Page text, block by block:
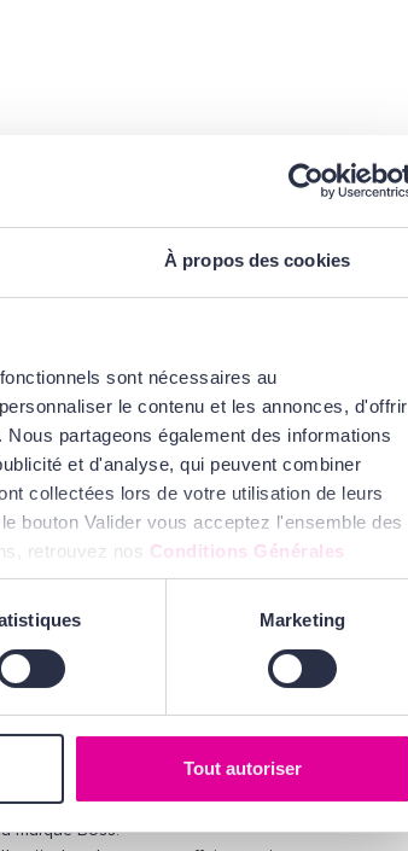
À propos des cookies
sont nécessaires au
le contenu et les annonces, d'offrir
partageons également des informations
et d'analyse, qui peuvent combiner
collectées lors de votre utilisation de leurs
bouton Valider vous acceptez l'ensemble des
retrouvez nos Conditions Générales
Marketing
Tout autoriser
marque Boss.